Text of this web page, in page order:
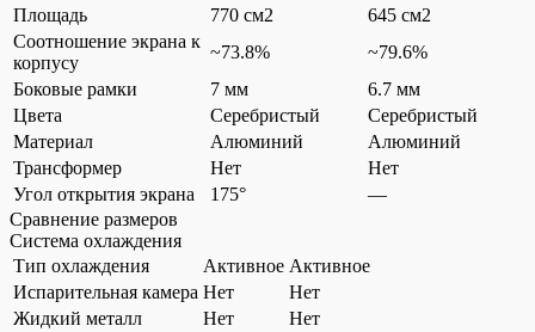
Площадь
770 см2
645 см2
Соотношение экрана к
корпусу
~73.8%
~79.6%
Боковые рамки
7 мм
6.7 мм
Цвета
Серебристый
Серебристый
Материал
Алюминий
Алюминий
Трансформер
Нет
Нет
Угол открытия экрана
175°
—
Сравнение размеров
Система охлаждения
Тип охлаждения
Активное Активное
Испарительная камера Нет
Нет
Жидкий металл
Нет
Нет